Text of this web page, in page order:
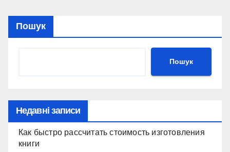
Пошук
Пошук
Недавні записи
Как быстро рассчитать стоимость изготовления
книги